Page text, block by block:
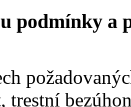
podmínky a
trestní